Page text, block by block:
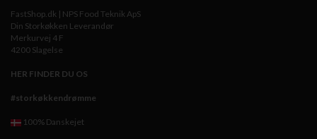
FastShop.dk | NPS Food Teknik ApS
Din Storkøkken Leverandør
Merkurvej 4 F
4200 Slagelse
HER FINDER DU OS
#storkøkkendrømme
100% Danskejet